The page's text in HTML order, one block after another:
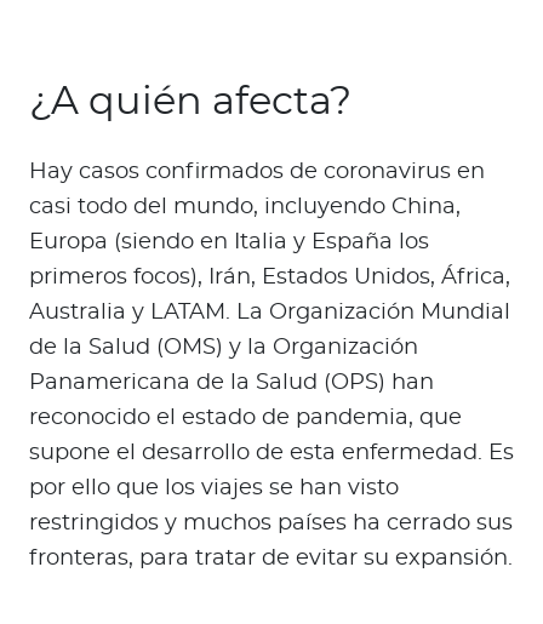
¿A quién afecta?
Hay casos confirmados de coronavirus en
casi todo del mundo, incluyendo China,
Europa (siendo en Italia y España los
primeros focos), Irán, Estados Unidos, África,
Australia y LATAM. La Organización Mundial
de la Salud (OMS) y la Organización
Panamericana de la Salud (OPS) han
reconocido el estado de pandemia, que
supone el desarrollo de esta enfermedad. Es
por ello que los viajes se han visto
restringidos y muchos países ha cerrado sus
fronteras, para tratar de evitar su expansión.